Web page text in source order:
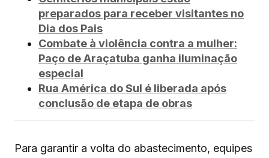
preparados para receber visitantes no
Dia dos Pais
Combate à violência contra a mulher:
Paço de Araçatuba ganha iluminação
especial
Rua América do Sul é liberada após
conclusão de etapa de obras
Para garantir a volta do abastecimento, equipes